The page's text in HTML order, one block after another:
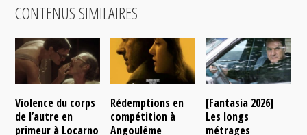
CONTENUS SIMILAIRES
Violence du corps
de l’autre en
primeur à Locarno
Rédemptions en
compétition à
Angoulême
[Fantasia 2026]
Les longs
métrages